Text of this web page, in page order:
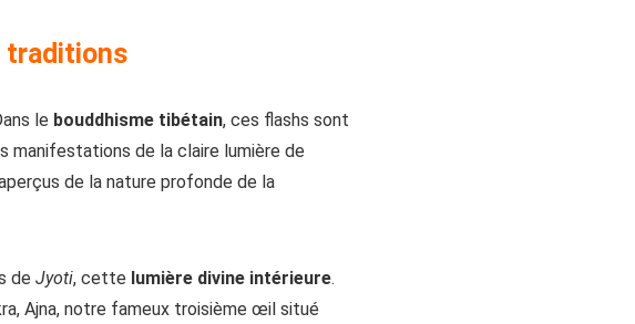
traditions
le bouddhisme tibétain, ces flashs sont
manifestations de la claire lumière de
de la nature profonde de la
de Jyoti, cette lumière divine intérieure.
Ajna, notre fameux troisième œil situé